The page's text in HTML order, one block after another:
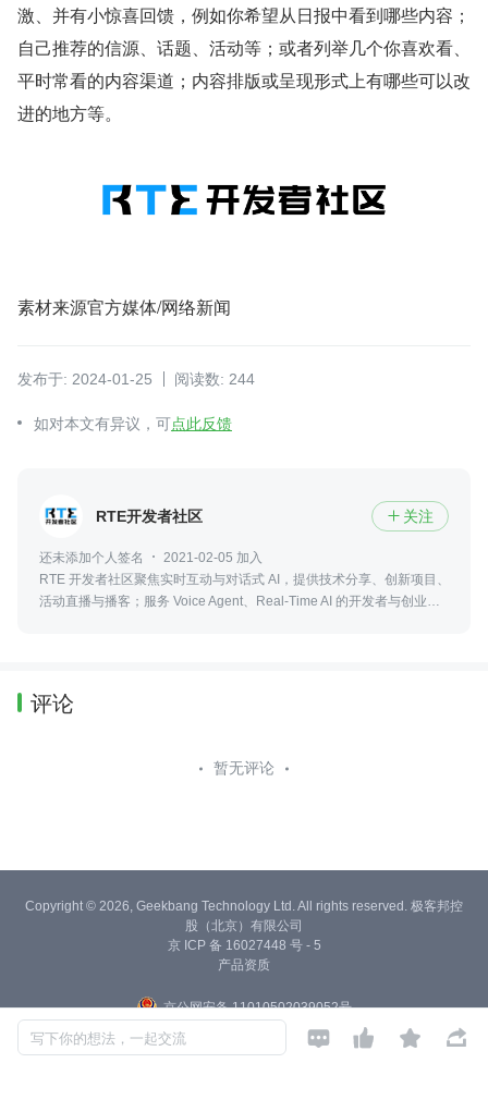
激、并有小惊喜回馈，例如你希望从日报中看到哪些内容；
自己推荐的信源、话题、活动等；或者列举几个你喜欢看、
平时常看的内容渠道；内容排版或呈现形式上有哪些可以改
进的地方等。
素材来源官方媒体/网络新闻
发布于: 2024-01-25 阅读数: 244
如对本文有异议，可点此反馈
RTE开发者社区  关注
还未添加个人签名
2021-02-05 加入
RTE 开发者社区聚焦实时互动与对话式 AI，提供技术分享、创新项目、
活动直播与播客；服务 Voice Agent、Real-Time AI 的开发者与创业
评论
暂无评论
写下你的想法，一起交流    
Copyright © 2026, Geekbang Technology Ltd. All rights reserved. 极客邦控
股（北京）有限公司
京 ICP 备 16027448 号 - 5
产品资质
京公网安备 11010502039052号